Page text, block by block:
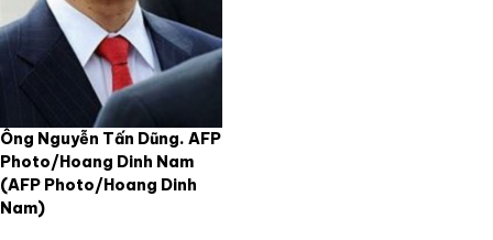
Ông Nguyễn Tấn Dũng. AFP
Photo/Hoang Dinh Nam
(AFP Photo/Hoang Dinh
Nam)